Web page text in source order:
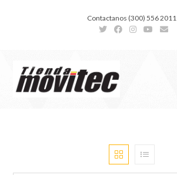
Contactanos (300) 556 2011